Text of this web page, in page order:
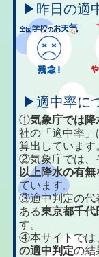
▶昨日の適
▶適中率に
①気象庁では
社の「適中率」
算出しています
②気象庁では、
以上降水の有
ています。
③適中判定の代
ある東京都千代
す。
④本サイトでは
の適中判定の結